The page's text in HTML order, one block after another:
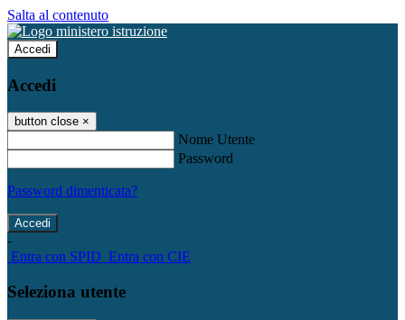
Salta al contenuto
Accedi
Accedi
button close ×
Nome Utente
Password
Password dimenticata?
-
Entra con SPID Entra con CIE
Seleziona utente